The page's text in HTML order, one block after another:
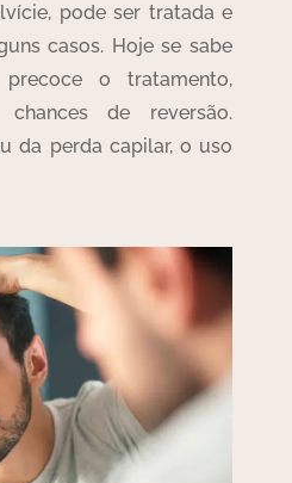
pode ser tratada e
casos. Hoje se sabe
o tratamento,
de reversão.
da perda capilar, o uso